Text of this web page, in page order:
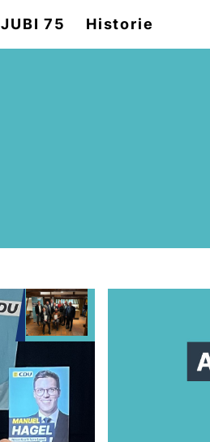
JUBI 75 Historie